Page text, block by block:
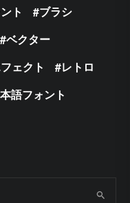
ト
ブラシ
ベクター
ェクト
レトロ
語フォント